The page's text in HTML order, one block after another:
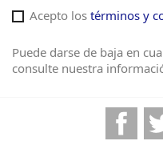
Acepto los términos y
Puede darse de baja en
consulte nuestra